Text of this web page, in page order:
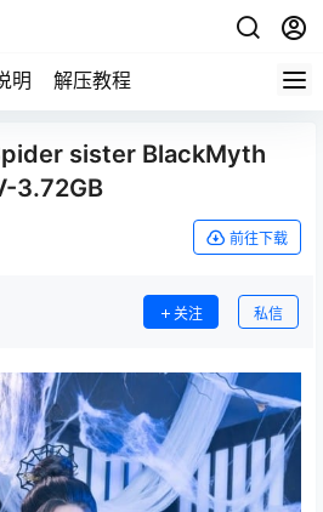
明 解压教程
sister BlackMyth
3.72GB
前往下载
关注 私信